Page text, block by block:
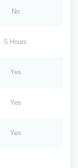
No
5 Hours
Yes
Yes
Yes